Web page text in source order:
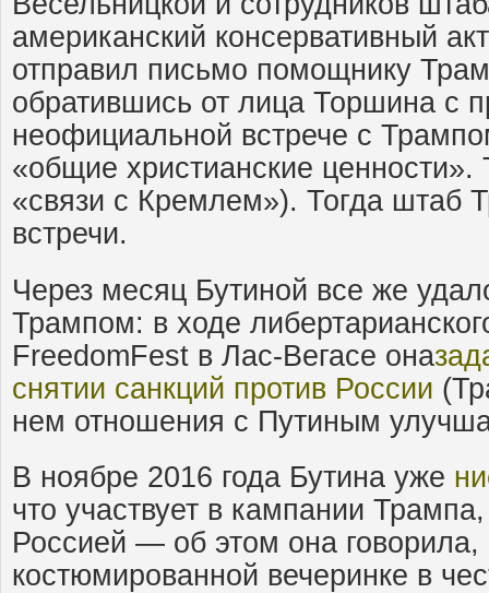
американский консервативный
отправил письмо помощнику
обратившись от лица Торшина с
неофициальной встрече с
«общие христианские
«связи с Кремлем»). Тогда штаб
встречи.
Через месяц Бутиной все же
Трампом: в ходе
FreedomFest в Лас-Вегасе она
снятии санкций против России
нем отношения с Путиным
В ноябре 2016 года Бутина уже
что участвует в кампании
Россией — об этом она
костюмированной вечеринке в